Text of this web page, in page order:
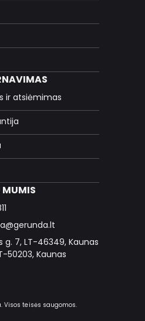
ir atsiėmimas
MUMIS
g. 7, LT-46349, Kaunas
50203, Kaunas
Visos teisės saugomos.